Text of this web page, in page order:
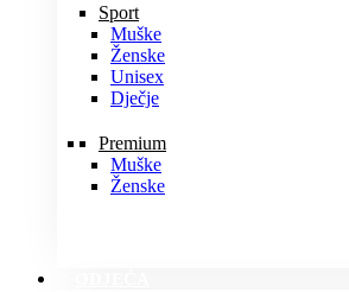
Sport
Muške
Ženske
Unisex
Dječje
Premium
Muške
Ženske